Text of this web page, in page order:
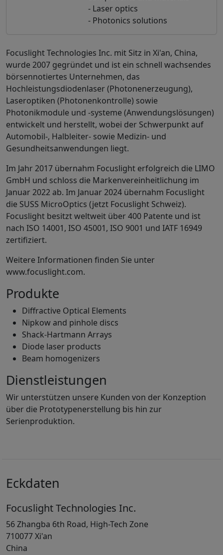
- Laser optics
- Photonics solutions
Focuslight Technologies Inc. mit Sitz in Xi'an, China,
wurde 2007 gegründet und ist ein schnell wachsendes
börsennotiertes Unternehmen, das
Hochleistungsdiodenlaser (Photonenerzeugung),
Laseroptiken (Photonenkontrolle) sowie
Photonikmodule und -systeme (Anwendungslösungen)
entwickelt und herstellt, wobei der Schwerpunkt auf
Automobil-, Halbleiter- sowie Medizin- und
Gesundheitsanwendungen liegt.
Im Jahr 2017 übernahm Focuslight erfolgreich die LIMO
GmbH und schloss die Markenvereinheitlichung im
Januar 2022 ab. Im Januar 2024 übernahm Focuslight
die SUSS MicroOptics (jetzt Focuslight Schweiz).
Focuslight besitzt weltweit über 400 Patente und ist
nach ISO 14001, ISO 45001, ISO 9001 und IATF 16949
zertifiziert.
Weitere Informationen finden Sie unter
www.focuslight.com.
Produkte
Diffractive Optical Elements
Nipkow and pinhole discs
Shack-Hartmann Arrays
Diode laser products
Beam homogenizers
Dienstleistungen
Wir unterstützen unsere Kunden von der Konzeption
über die Prototypenerstellung bis hin zur
Serienproduktion.
Eckdaten
Focuslight Technologies Inc.
56 Zhangba 6th Road, High-Tech Zone
710077 Xi'an
China